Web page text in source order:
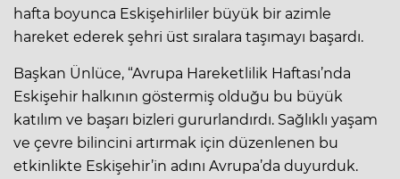
hafta boyunca Eskişehirliler büyük bir azimle
hareket ederek şehri üst sıralara taşımayı başardı.
Başkan Ünlüce, “Avrupa Hareketlilik Haftası’nda
Eskişehir halkının göstermiş olduğu bu büyük
katılım ve başarı bizleri gururlandırdı. Sağlıklı yaşam
ve çevre bilincini artırmak için düzenlenen bu
etkinlikte Eskişehir’in adını Avrupa’da duyurduk.